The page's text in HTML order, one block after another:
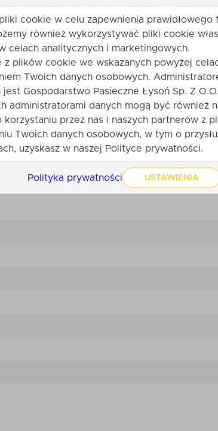
produkty są etyczne i zgodne z naszymi
podejściu do produkcji.
MLEKO, cukier, rodzynki, wiórki
lecytyny (SOJA), naturalny aromat
Może zawierać: ORZECHY, ORZESZKI
cookie w celu zapewnienia prawidłowego
również wykorzystywać pliki cookie
celach analitycznych i marketingowych.
z plików cookie we wskazanych powyżej
Twoich danych osobowych.
Gospodarstwo Pasieczne Łysoń Sp. Z
administratorami danych mogą być również
korzystaniu przez nas i naszych partnerów z
Twoich danych osobowych, w tym o
uzyskasz w naszej Polityce prywatności.
Polityka prywatności USTAWIENIA